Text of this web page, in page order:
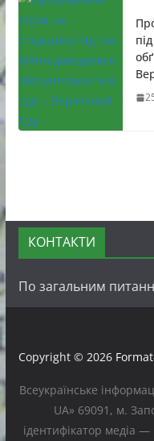
КОНТАКТИ
По загальним
Copyright © 2026
Всеукраїнське
UA» 69091, м.
ідентифікатор медіа